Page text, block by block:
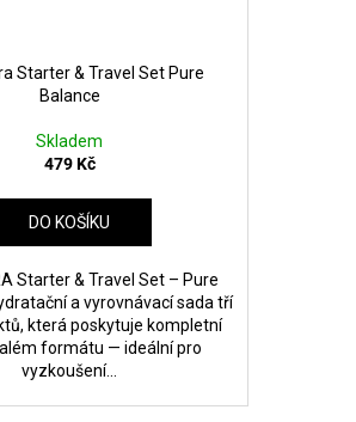
Starter & Travel Set Pure
Balance
Skladem
479 Kč
DO KOŠÍKU
Starter & Travel Set – Pure
a vyrovnávací sada tří
která poskytuje kompletní
formátu — ideální pro
vyzkoušení...